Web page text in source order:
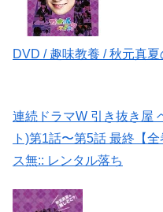
DVD / 趣味教養 / 秋元真
連続ドラマW 引き抜き屋
ト)第1話〜第5話 最終【
ス無:: レンタル落ち